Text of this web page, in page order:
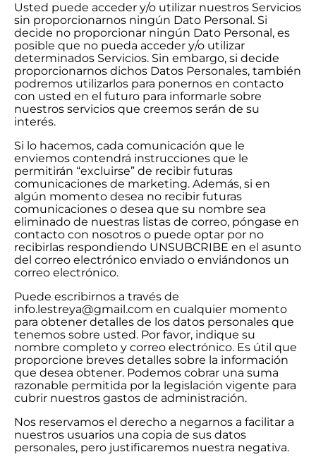
Usted puede acceder y/o utilizar nuestros Servicios
sin proporcionarnos ningún Dato Personal. Si
decide no proporcionar ningún Dato Personal, es
posible que no pueda acceder y/o utilizar
determinados Servicios. Sin embargo, si decide
proporcionarnos dichos Datos Personales, también
podremos utilizarlos para ponernos en contacto
con usted en el futuro para informarle sobre
nuestros servicios que creemos serán de su
interés.
Si lo hacemos, cada comunicación que le
enviemos contendrá instrucciones que le
permitirán “excluirse” de recibir futuras
comunicaciones de marketing. Además, si en
algún momento desea no recibir futuras
comunicaciones o desea que su nombre sea
eliminado de nuestras listas de correo, póngase en
contacto con nosotros o puede optar por no
recibirlas respondiendo UNSUBCRIBE en el asunto
del correo electrónico enviado o enviándonos un
correo electrónico.
Puede escribirnos a través de
info.lestreya@gmail.com en cualquier momento
para obtener detalles de los datos personales que
tenemos sobre usted. Por favor, indique su
nombre completo y correo electrónico. Es útil que
proporcione breves detalles sobre la información
que desea obtener. Podemos cobrar una suma
razonable permitida por la legislación vigente para
cubrir nuestros gastos de administración.
Nos reservamos el derecho a negarnos a facilitar a
nuestros usuarios una copia de sus datos
personales, pero justificaremos nuestra negativa.